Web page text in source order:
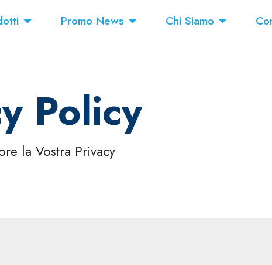
Promo News Chi Siamo
Policy
la Vostra Privacy